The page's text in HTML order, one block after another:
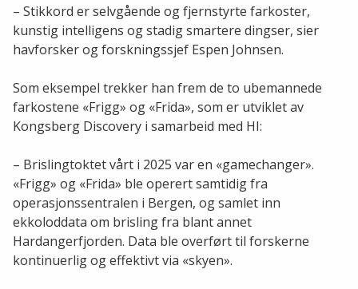
– Stikkord er selvgående og fjernstyrte farkoster,
kunstig intelligens og stadig smartere dingser, sier
havforsker og forskningssjef Espen Johnsen.
Som eksempel trekker han frem de to ubemannede
farkostene «Frigg» og «Frida», som er utviklet av
Kongsberg Discovery i samarbeid med HI:
– Brislingtoktet vårt i 2025 var en «gamechanger».
«Frigg» og «Frida» ble operert samtidig fra
operasjonssentralen i Bergen, og samlet inn
ekkoloddata om brisling fra blant annet
Hardangerfjorden. Data ble overført til forskerne
kontinuerlig og effektivt via «skyen».